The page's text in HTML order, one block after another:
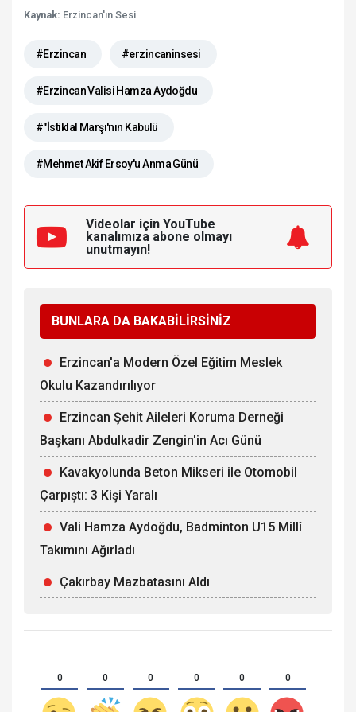
Kaynak: Erzincan'ın Sesi
#Erzincan #erzincaninsesi
#Erzincan Valisi Hamza Aydoğdu
#"İstiklal Marşı'nın Kabulü
#Mehmet Akif Ersoy'u Anma Günü
Videolar için YouTube
kanalımıza abone olmayı
unutmayın!
BUNLARA DA BAKABİLİRSİNİZ
Erzincan'a Modern Özel Eğitim Meslek
Okulu Kazandırılıyor
Erzincan Şehit Aileleri Koruma Derneği
Başkanı Abdulkadir Zengin'in Acı Günü
Kavakyolunda Beton Mikseri ile Otomobil
Çarpıştı: 3 Kişi Yaralı
Vali Hamza Aydoğdu, Badminton U15 Millî
Takımını Ağırladı
Çakırbay Mazbatasını Aldı
0 0 0 0 0 0